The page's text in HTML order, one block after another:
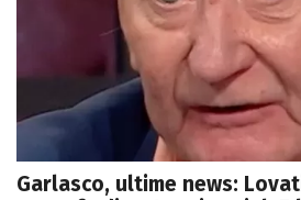
Garlasco, ultime news: